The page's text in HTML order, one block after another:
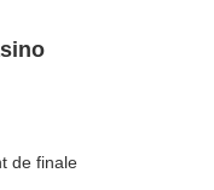
de finale